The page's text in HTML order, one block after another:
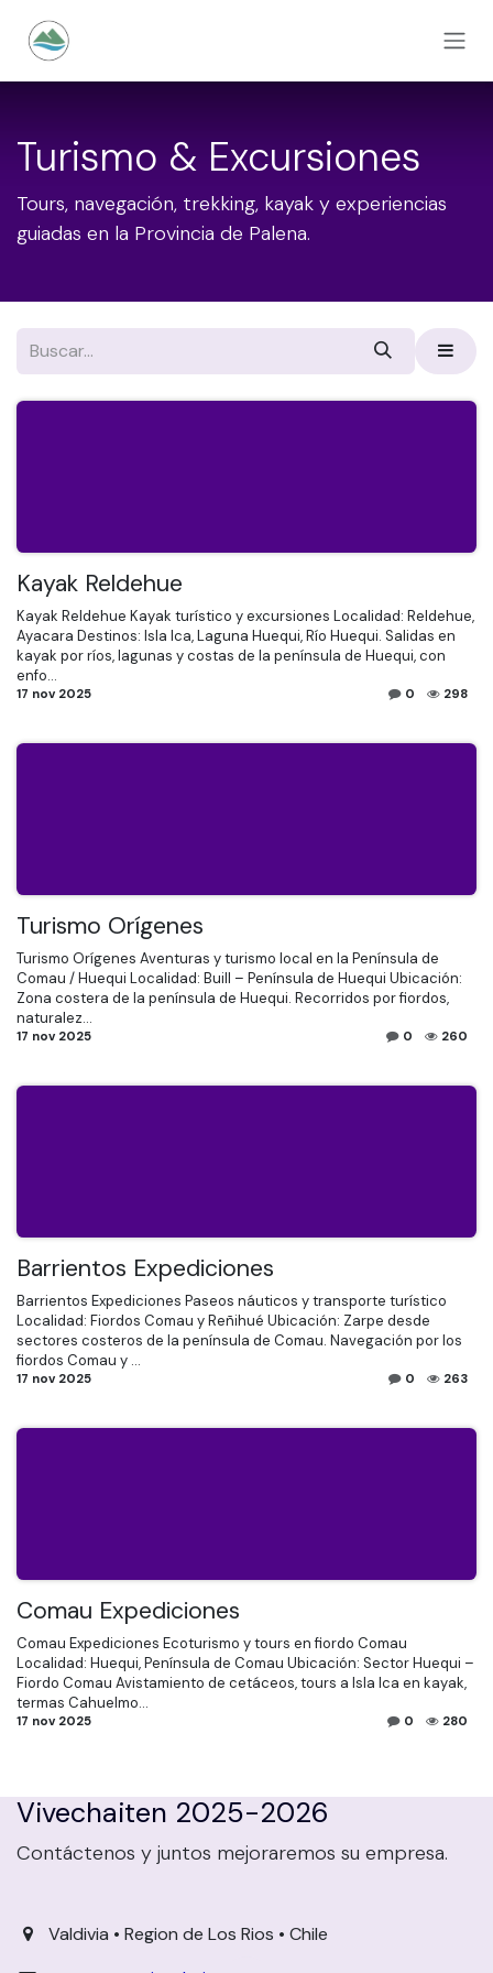
Turismo & Excursiones
Tours, navegación, trekking, kayak y experiencias
guiadas en la Provincia de Palena.
Kayak Reldehue
Kayak Reldehue Kayak turístico y excursiones Localidad: Reldehue,
Ayacara Destinos: Isla Ica, Laguna Huequi, Río Huequi. Salidas en
kayak por ríos, lagunas y costas de la península de Huequi, con
enfo...
17 nov 2025 0 298
Turismo Orígenes
Turismo Orígenes Aventuras y turismo local en la Península de
Comau / Huequi Localidad: Buill – Península de Huequi Ubicación:
Zona costera de la península de Huequi. Recorridos por fiordos,
naturalez...
17 nov 2025 0 260
Barrientos Expediciones
Barrientos Expediciones Paseos náuticos y transporte turístico
Localidad: Fiordos Comau y Reñihué Ubicación: Zarpe desde
sectores costeros de la península de Comau. Navegación por los
fiordos Comau y ...
17 nov 2025 0 263
Comau Expediciones
Comau Expediciones Ecoturismo y tours en fiordo Comau
Localidad: Huequi, Península de Comau Ubicación: Sector Huequi –
Fiordo Comau Avistamiento de cetáceos, tours a Isla Ica en kayak,
termas Cahuelmo...
17 nov 2025 0 280
Vivechaiten 2025-2026
Contáctenos y juntos mejoraremos su empresa.
Valdivia • Region de Los Rios • Chile